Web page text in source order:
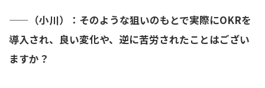
—— （小川）：そのような狙いのもとで実際にOKRを
導入され、良い変化や、逆に苦労されたことはござい
ますか？